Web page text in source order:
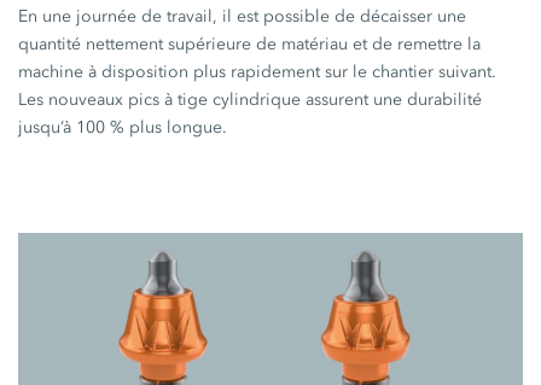
En une journée de travail, il est possible de décaisser une
quantité nettement supérieure de matériau et de remettre la
machine à disposition plus rapidement sur le chantier suivant.
Les nouveaux pics à tige cylindrique assurent une durabilité
jusqu’à 100 % plus longue.